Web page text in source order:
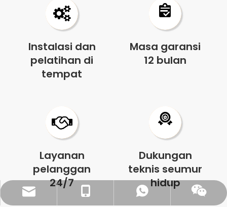
Instalasi dan
pelatihan di
tempat
Masa garansi
12 bulan
Layanan
pelanggan
24/7
Dukungan
teknis seumur
hidup
sales@pestopack.com
0086- 18151995436
Wechat wechat